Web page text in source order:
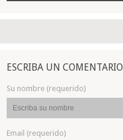
ESCRIBA UN COMENTARIO
Su nombre (requerido)
Email (requerido)